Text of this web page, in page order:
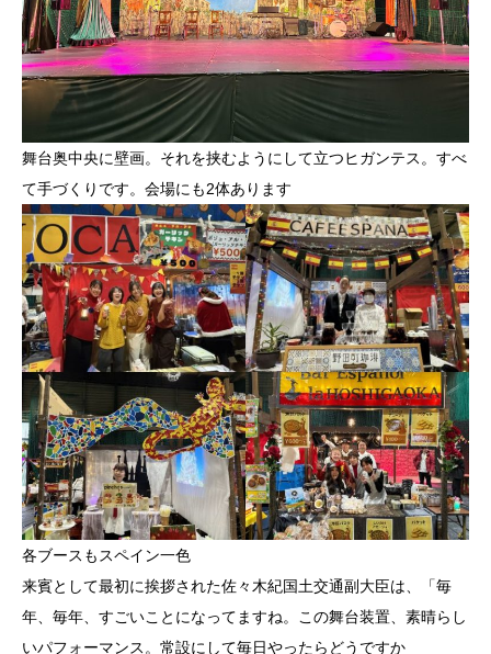
舞台奥中央に壁画。それを挟むようにして立つヒガンテス。すべ
て手づくりです。会場にも2体あります
各ブースもスペイン一色
来賓として最初に挨拶された佐々木紀国土交通副大臣は、「毎
年、毎年、すごいことになってますね。この舞台装置、素晴らし
いパフォーマンス。常設にして毎日やったらどうですか